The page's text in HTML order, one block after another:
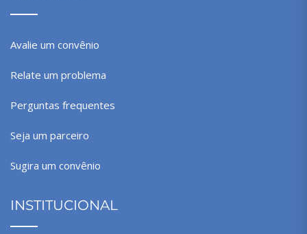
Avalie um convênio
Relate um problema
Perguntas frequentes
Seja um parceiro
Sugira um convênio
INSTITUCIONAL